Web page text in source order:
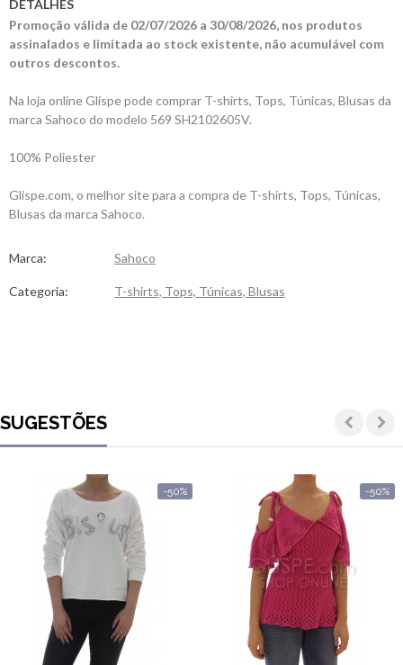
DETALHES
Promoção válida de 02/07/2026 a 30/08/2026, nos produtos
assinalados e limitada ao stock existente, não acumulável com
outros descontos.
Na loja online Glispe pode comprar T-shirts, Tops, Túnicas, Blusas da
marca Sahoco do modelo 569 SH2102605V.
100% Poliester
Glispe.com, o melhor site para a compra de T-shirts, Tops, Túnicas,
Blusas da marca Sahoco.
Marca: Sahoco
Categoria: T-shirts, Tops, Túnicas, Blusas
SUGESTÕES
-50% -50%